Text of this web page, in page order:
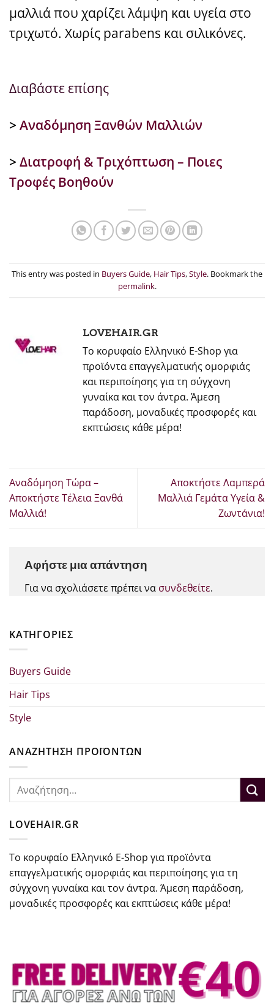
μαλλιά που χαρίζει λάμψη και υγεία στο
τριχωτό. Χωρίς parabens και σιλικόνες.
Διαβάστε επίσης
> Αναδόμηση Ξανθών Μαλλιών
> Διατροφή & Τριχόπτωση – Ποιες
Τροφές Βοηθούν
This entry was posted in Buyers Guide, Hair Tips,Style. Bookmark the
permalink.
LOVEHAIR.GR
Το κορυφαίο Ελληνικό E-Shop για
προϊόντα επαγγελματικής ομορφιάς
και περιποίησης για τη σύγχονη
γυναίκα και τον άντρα. Άμεση
παράδοση, μοναδικές προσφορές και
εκπτώσεις κάθε μέρα!
Αναδόμηση Τώρα –
Αποκτήστε Τέλεια Ξανθά
Μαλλιά!
Αποκτήστε Λαμπερά
Μαλλιά Γεμάτα Υγεία &
Ζωντάνια!
Αφήστε μια απάντηση
Για να σχολιάσετε πρέπει να συνδεθείτε.
KΑΤΗΓΟΡΊΕΣ
Buyers Guide
Hair Tips
Style
ΑΝΑΖΗΤΗΣΗ ΠΡΟΪΟΝΤΩΝ
Αναζήτηση
LOVEHAIR.GR
Το κορυφαίο Ελληνικό E-Shop για προϊόντα
επαγγελματικής ομορφιάς και περιποίησης για τη
σύγχονη γυναίκα και τον άντρα. Άμεση παράδοση,
μοναδικές προσφορές και εκπτώσεις κάθε μέρα!